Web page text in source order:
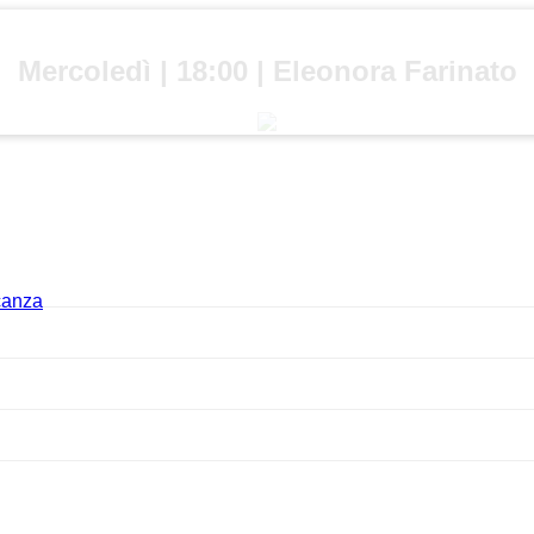
Mercoledì | 18:00 | Eleonora Farinato